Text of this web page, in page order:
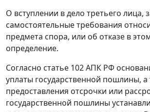
О вступлении в дело третьего лица,
самостоятельные требования
предмета спора, или об отказе в
определение.
Согласно статье 102 АПК РФ
уплаты государственной пошлины,
предоставления отсрочки или
государственной пошлины